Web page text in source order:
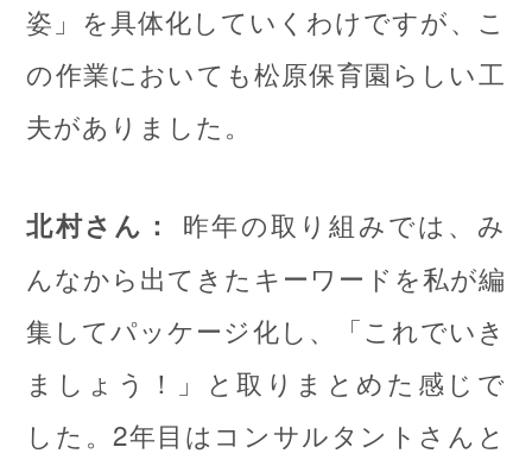
姿」を具体化していくわけですが、こ
の作業においても松原保育園らしい工
夫がありました。
北村さん：
昨年の取り組みでは、み
んなから出てきたキーワードを私が編
集してパッケージ化し、「これでいき
ましょう！」と取りまとめた感じで
した。2年目はコンサルタントさんと